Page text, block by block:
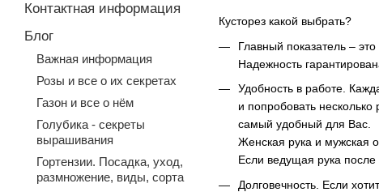
Кусторез какой выбрать?
Главный показатель –
Надежность
Удобность в работе.
и попробовать
самый удобный для Вас.
Женская рука и мужская
Если ведущая рука после
Долговечность. Если
Контактная информация
Блог
Важная информация
Розы и все о их секретах
Газон и все о нём
Голубика - секреты
вырашивания
Гортензии. Посадка, уход,
размножение, виды, сорта